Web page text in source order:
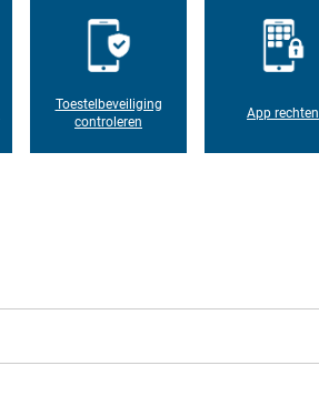
Toestelbeveiliging
controleren
App rechten